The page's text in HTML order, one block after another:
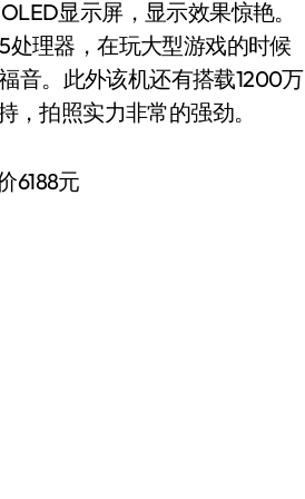
显示屏，显示效果惊艳。
理器，在玩大型游戏的时候
音。此外该机还有搭载1200万
拍照实力非常的强劲。